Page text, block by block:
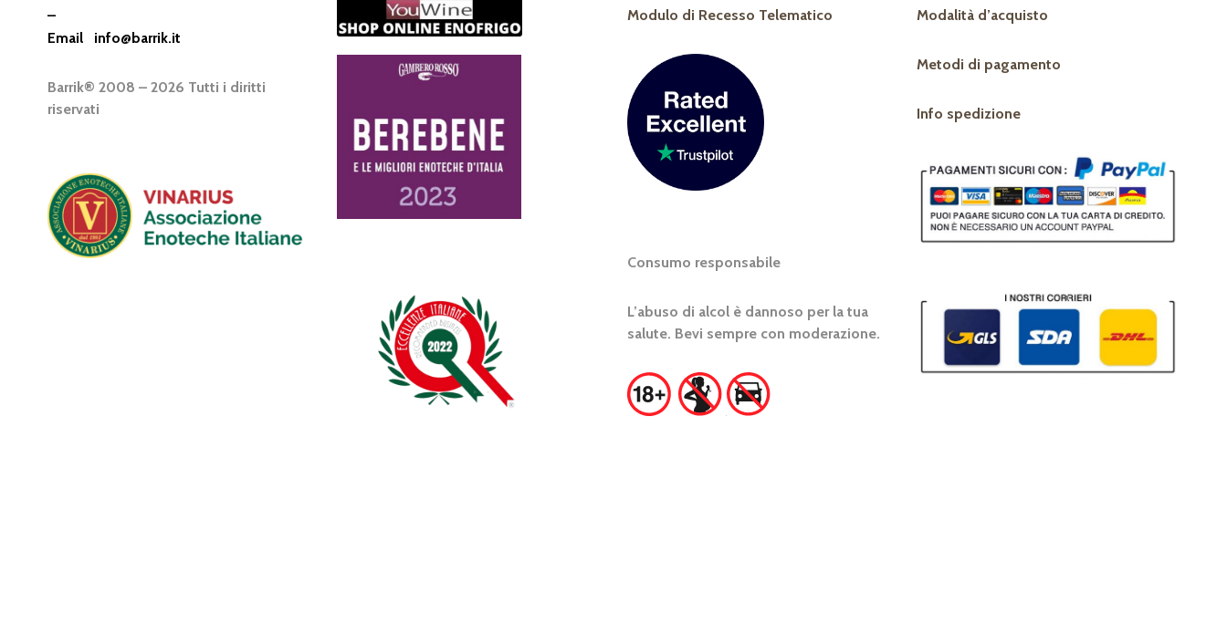
–
Email info@barrik.it
Barrik® 2008 – 2026 Tutti i diritti
riservati
Modulo di Recesso Telematico
Consumo responsabile
L’abuso di alcol è dannoso per la tua
salute. Bevi sempre con moderazione.
Modalità d’acquisto
Metodi di pagamento
Info spedizione